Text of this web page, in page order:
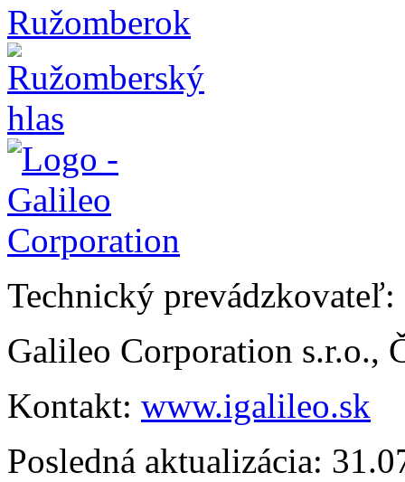
Technický prevádzkovateľ:
Galileo Corporation s.r.o.,
Kontakt: www.igalileo.sk
Posledná aktualizácia: